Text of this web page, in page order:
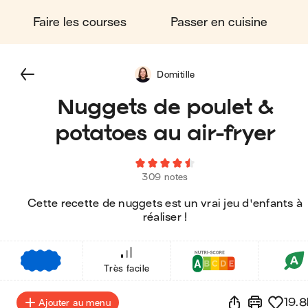
Faire les courses Passer en cuisine
Nuggets de poulet &
potatoes au air-fryer
309 notes
Cette recette de nuggets est un vrai jeu d'enfants à
réaliser !
Domitille
Très facile
Ajouter au menu